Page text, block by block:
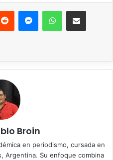
Reddit MessengerWhatsAppCompartir vía correo
Broin
en periodismo, cursada en
Argentina. Su enfoque combina